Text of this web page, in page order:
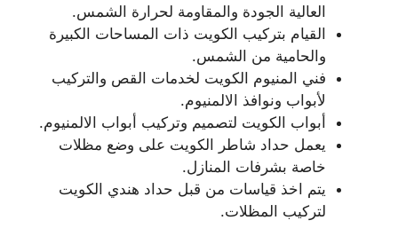
العالية الجودة والمقاومة لحرارة الشمس.
القيام بتركيب الكويت ذات المساحات الكبيرة
والحامية من الشمس.
فني المنيوم الكويت لخدمات القص والتركيب
لأبواب ونوافذ الالمنيوم.
أبواب الكويت لتصميم وتركيب أبواب الالمنيوم.
يعمل حداد شاطر الكويت على وضع مظلات
خاصة بشرفات المنازل.
يتم اخذ قياسات من قبل حداد هندي الكويت
لتركيب المظلات.